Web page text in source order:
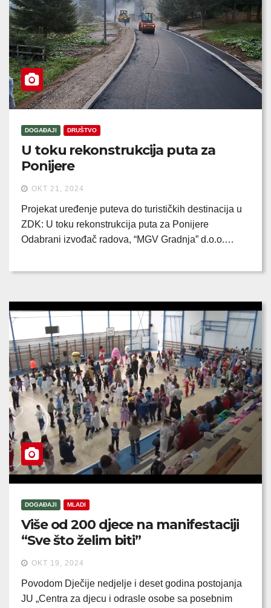
DOGAĐAJI DRUŠTVO
U toku rekonstrukcija puta za
Ponijere
OKT 21, 2024
Projekat uređenje puteva do turističkih destinacija u
ZDK: U toku rekonstrukcija puta za Ponijere
Odabrani izvođač radova, “MGV Gradnja” d.o.o.…
DOGAĐAJI MLADI
Više od 200 djece na manifestaciji
“Sve što želim biti”
OKT 19, 2024
Povodom Dječije nedjelje i deset godina postojanja
JU „Centra za djecu i odrasle osobe sa posebnim